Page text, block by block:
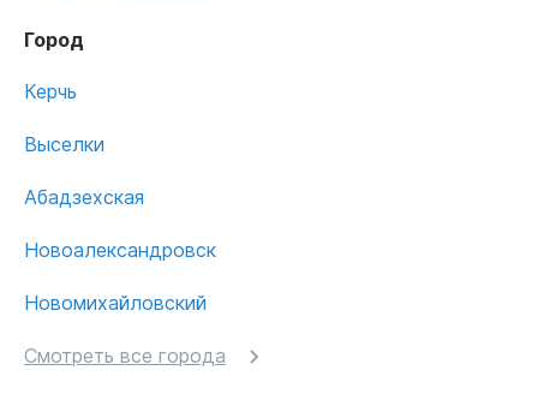
Город
Керчь
Выселки
Абадзехская
Новоалександровск
Новомихайловский
Смотреть все города